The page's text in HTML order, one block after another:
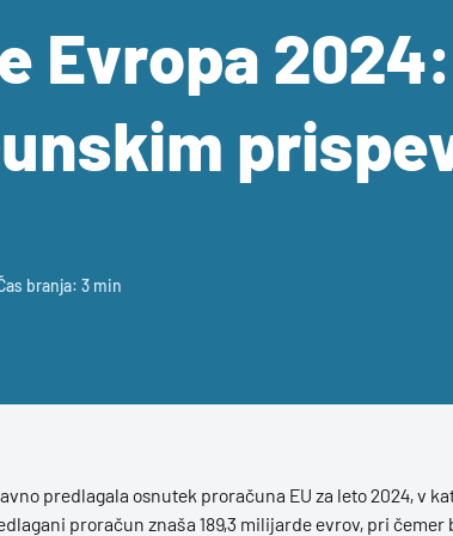
Evropa
branja: 3 min
predlagala osnutek proračuna EU za leto 2024, v
proračun znaša 189,3 milijarde evrov, pri